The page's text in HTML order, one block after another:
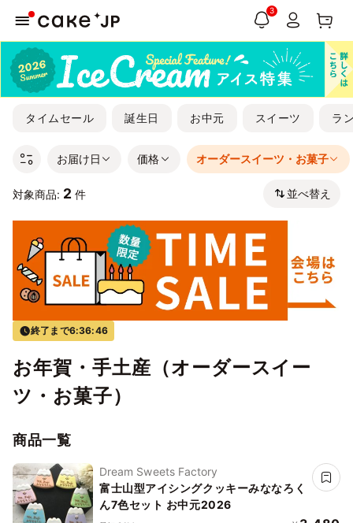
3
タイムセール 誕生日 お中元 スイーツ ラ
お届け日 価格 オーダースイーツ・お菓子
対象商品: 2 件 並べ替え
終了まで6:36:45
お年賀・手土産（オーダースイー
ツ・お菓子）
商品一覧
Dream Sweets Factory
富士山型アイシングクッキーみななろく
ん7色セット お中元2026